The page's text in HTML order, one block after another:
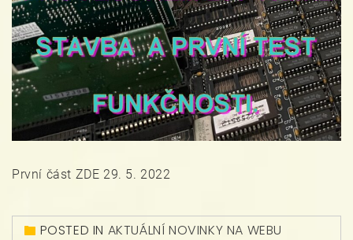
První část ZDE 29. 5. 2022
POSTED IN AKTUÁLNÍ NOVINKY NA WEBU